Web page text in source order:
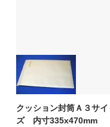
クッション封筒Ａ３サイ
ズ 内寸335x470mm